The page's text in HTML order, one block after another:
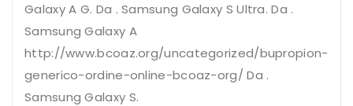
Galaxy A G. Da . Samsung Galaxy S Ultra. Da .
Samsung Galaxy A
http://www.bcoaz.org/uncategorized/bupropion-
generico-ordine-online-bcoaz-org/ Da .
Samsung Galaxy S.